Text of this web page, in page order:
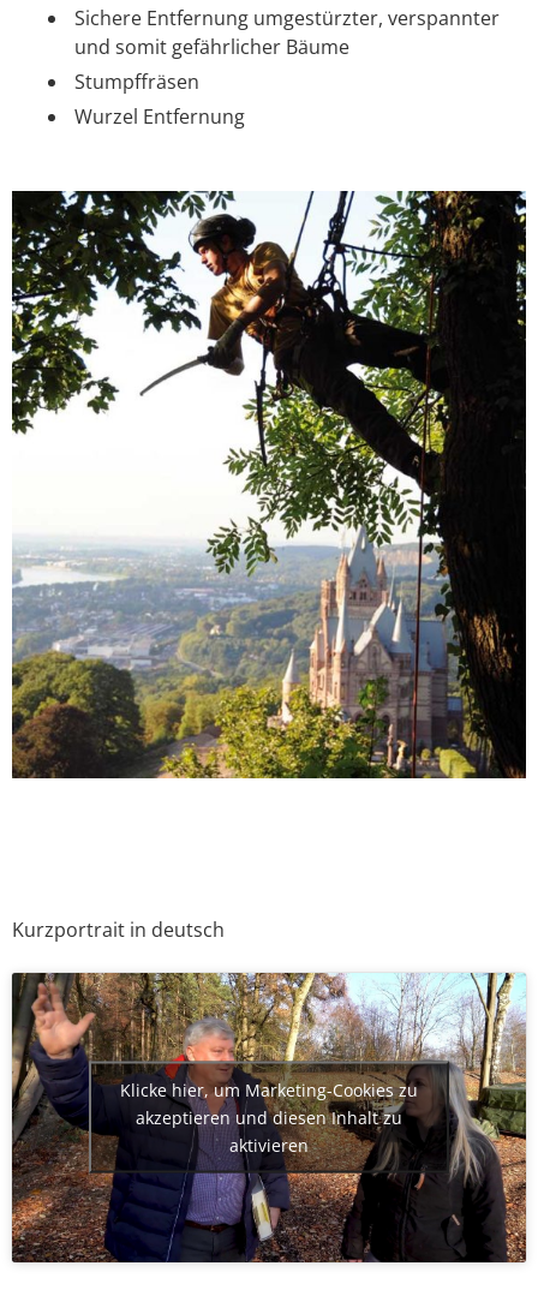
Sichere Entfernung umgestürzter, verspannter
und somit gefährlicher Bäume
Stumpffräsen
Wurzel Entfernung
Kurzportrait in deutsch
Klicke hier, um Marketing-Cookies zu
akzeptieren und diesen Inhalt zu
aktivieren